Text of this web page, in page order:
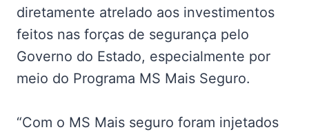
diretamente atrelado aos investimentos
feitos nas forças de segurança pelo
Governo do Estado, especialmente por
meio do Programa MS Mais Seguro.
“Com o MS Mais seguro foram injetados